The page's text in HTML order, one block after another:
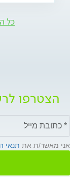
כל
הצטרפו
אני מאשר/ת את תנאי